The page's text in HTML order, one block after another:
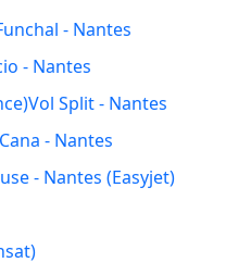
- Nantes
- Nantes
Vol Split - Nantes
- Nantes
- Nantes (Easyjet)